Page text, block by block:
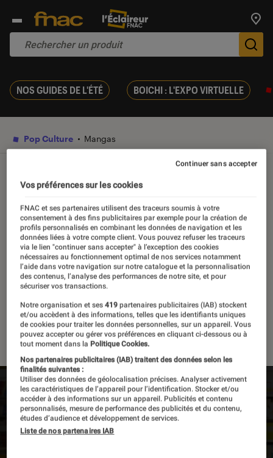
NOS GUIDES DE L'ÉTÉ BOICHI : L'EXPO VIRTUELLE
Pop Culture Mangas
VIDÉO
Shaman King, le conseil de
Sora
05 mars 2020
Manga du mois
51 vidéos
Pour lire la vidéo l’activation des cookies
publicitaires est nécessaire.
Vos préférences sur les cookies
FNAC et ses partenaires utilisent des traceurs soumis à votre
consentement à des fins publicitaires par exemple pour la création de
profils personnalisés en combinant les données de navigation et les
données liées à votre compte client. Vous pouvez refuser les traceurs
via le lien "continuer sans accepter" à l’exception des cookies
nécessaires au fonctionnement optimal de nos services notamment
l’aide dans votre navigation sur notre catalogue et la personnalisation
des contenus, l’analyse des performances de notre site, et pour
sécuriser vos transactions.
Notre organisation et ses419 partenaires publicitaires (IAB) stockent
et/ou accèdent à des informations, telles que les identifiants uniques
de cookies pour traiter les données personnelles, sur un appareil. Vous
pouvez accepter ou gérer vos préférences en cliquant ci-dessous ou à
tout moment dans la Politique Cookies.
Nos partenaires publicitaires (IAB) traitent des données selon les
finalités suivantes :
Utiliser des données de géolocalisation précises. Analyser activement
les caractéristiques de l’appareil pour l’identification. Stocker et/ou
accéder à des informations sur un appareil. Publicités et contenu
personnalisés, mesure de performance des publicités et du contenu,
études d’audience et développement de services.
Liste de nos partenaires IAB
Continuer sans accepter